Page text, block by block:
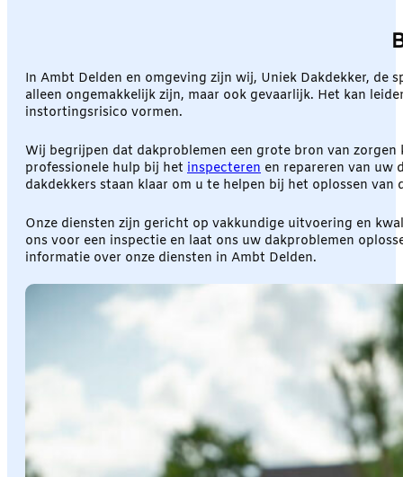
In Ambt Delden en omgeving zijn wij, Uniek Dakdekker, de
alleen ongemakkelijk zijn, maar ook gevaarlijk. Het kan
instortingsrisico vormen.
Wij begrijpen dat dakproblemen een grote bron van
professionele hulp bij het inspecteren en repareren van uw
dakdekkers staan klaar om u te helpen bij het oplossen van
Onze diensten zijn gericht op vakkundige uitvoering en
ons voor een inspectie en laat ons uw dakproblemen
informatie over onze diensten in Ambt Delden.